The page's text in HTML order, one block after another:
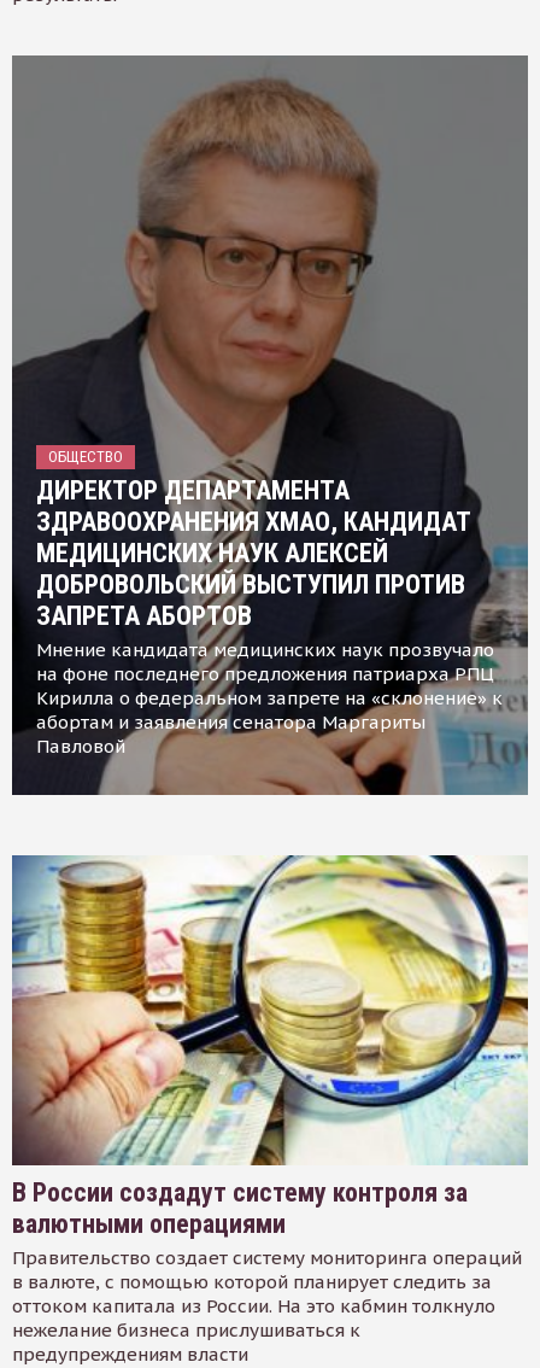
ОБЩЕСТВО
ДИРЕКТОР ДЕПАРТАМЕНТА
ЗДРАВООХРАНЕНИЯ ХМАО, КАНДИДАТ
МЕДИЦИНСКИХ НАУК АЛЕКСЕЙ
ДОБРОВОЛЬСКИЙ ВЫСТУПИЛ ПРОТИВ
ЗАПРЕТА АБОРТОВ
Мнение кандидата медицинских наук прозвучало
на фоне последнего предложения патриарха РПЦ
Кирилла о федеральном запрете на «склонение» к
абортам и заявления сенатора Маргариты
Павловой
В России создадут систему контроля за
валютными операциями
Правительство создает систему мониторинга операций
в валюте, с помощью которой планирует следить за
оттоком капитала из России. На это кабмин толкнуло
нежелание бизнеса прислушиваться к
предупреждениям власти